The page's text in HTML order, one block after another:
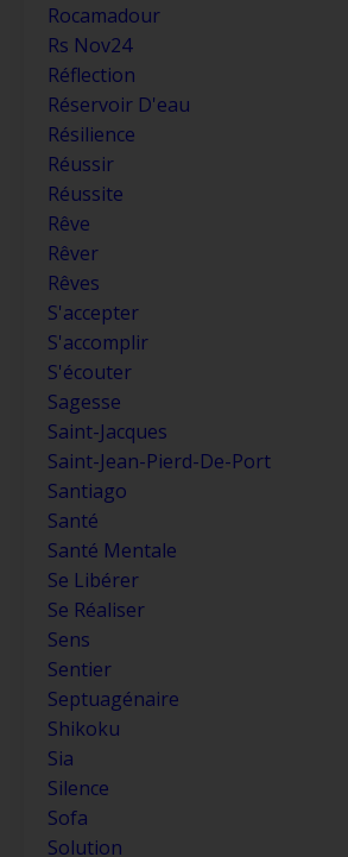
Rocamadour
Rs Nov24
Réflection
Réservoir D'eau
Résilience
Réussir
Réussite
Rêve
Rêver
Rêves
S'accepter
S'accomplir
S'écouter
Sagesse
Saint-Jacques
Saint-Jean-Pierd-De-Port
Santiago
Santé
Santé Mentale
Se Libérer
Se Réaliser
Sens
Sentier
Septuagénaire
Shikoku
Sia
Silence
Sofa
Solution